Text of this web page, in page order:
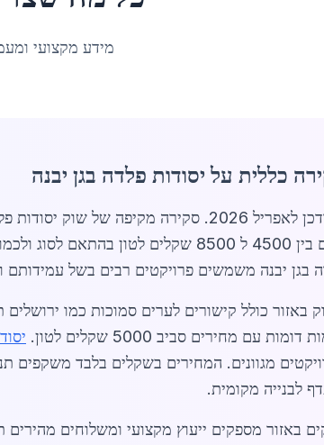
מידע מקצועי
כללית על יסודות פלדה בגן יבנה
נעים בין 4500 ל 8500 שקלים לטון
בגן יבנה משמשים פרויקטים רבים בשל עמידותם
באזור כולל קישורים לערים סמוכות כמו
דומות עם מחירים סביב 5000 שקלים לטון.
לבנייה מקומית.
באזור מספקים ייעוץ מקצועי ומשלוחים